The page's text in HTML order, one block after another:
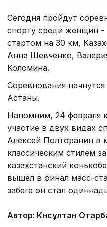
Сегодня пройдут
спорту среди женщин -
стартом на 30 км,
Анна Шевченко,
Коломина.
Соревнования
Астаны.
Напомним, 24 февраля
участие в двух видах
Алексей Полторанин в
классическим стилем
казахстанский
вышел в финал масс-
забеге он стал
Автор: Күнсұлтан